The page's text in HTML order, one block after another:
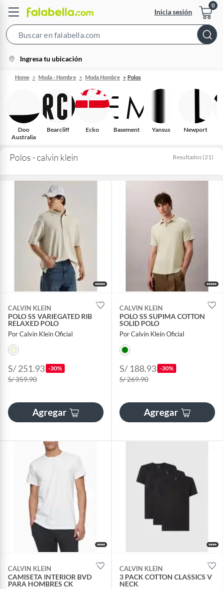
Inicia sesión
Bar
location-
icon
Ingresa tu ubicación
Home Moda - Hombre Moda Hombre Polos
Doo
Australia
Bearcliff Ecko Basement Yansus Newport
Polos - calvin klein Resultados (21)
CALVIN KLEIN
POLO SS VARIEGATED RIB
RELAXED POLO
Por Calvin Klein Oficial
S/ 251.93 -30%
S/ 359.90
Agregar
CALVIN KLEIN
POLO SS SUPIMA COTTON
SOLID POLO
Por Calvin Klein Oficial
S/ 188.93 -30%
S/ 269.90
Agregar
CALVIN KLEIN
CAMISETA INTERIOR BVD
PARA HOMBRES CK
CALVIN KLEIN
3 PACK COTTON CLASSICS V
NECK